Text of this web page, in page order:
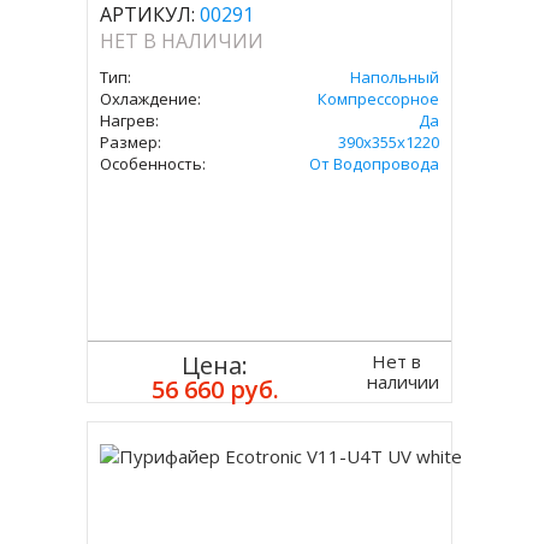
АРТИКУЛ: 00291
НЕТ В НАЛИЧИИ
Тип:
Напольный
Охлаждение:
Компрессорное
Нагрев:
Да
Размер:
390x355x1220
Особенность:
От Водопровода
Цена:
56 660 руб.
Нет в
наличии